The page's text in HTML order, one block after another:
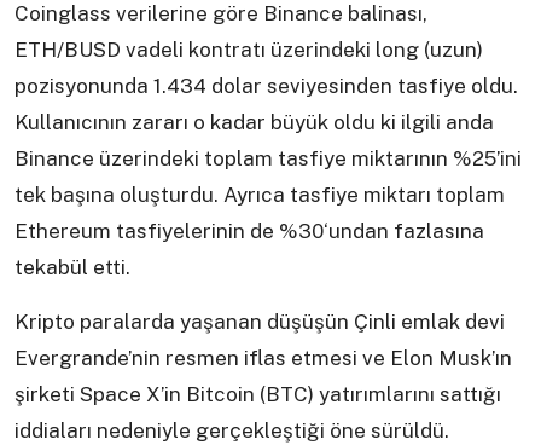
Coinglass verilerine göre Binance balinası,
ETH/BUSD vadeli kontratı üzerindeki long (uzun)
pozisyonunda 1.434 dolar seviyesinden tasfiye oldu.
Kullanıcının zararı o kadar büyük oldu ki ilgili anda
Binance üzerindeki toplam tasfiye miktarının %25’ini
tek başına oluşturdu. Ayrıca tasfiye miktarı toplam
Ethereum tasfiyelerinin de %30‘undan fazlasına
tekabül etti.
Kripto paralarda yaşanan düşüşün Çinli emlak devi
Evergrande’nin resmen iflas etmesi ve Elon Musk’ın
şirketi Space X’in Bitcoin (BTC) yatırımlarını sattığı
iddiaları nedeniyle gerçekleştiği öne sürüldü.